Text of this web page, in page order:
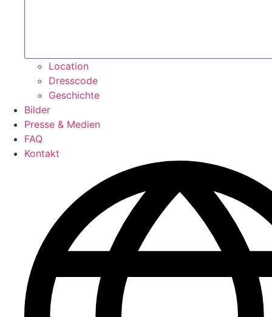
Location
Dresscode
Geschichte
Bilder
Presse & Medien
FAQ
Kontakt